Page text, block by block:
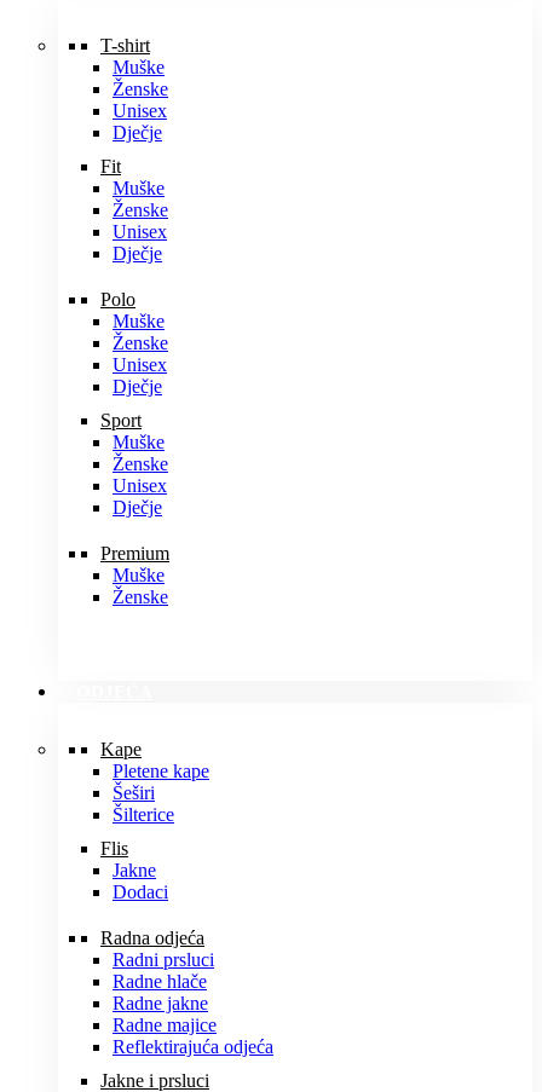
T-shirt
Muške
Ženske
Unisex
Dječje
Fit
Muške
Ženske
Unisex
Dječje
Polo
Muške
Ženske
Unisex
Dječje
Sport
Muške
Ženske
Unisex
Dječje
Premium
Muške
Ženske
Kape
Pletene kape
Šeširi
Šilterice
Flis
Jakne
Dodaci
Radna odjeća
Radni prsluci
Radne hlače
Radne jakne
Radne majice
Reflektirajuća odjeća
Jakne i prsluci